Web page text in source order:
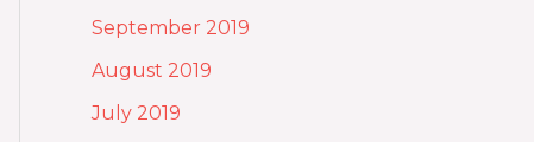
September 2019
August 2019
July 2019